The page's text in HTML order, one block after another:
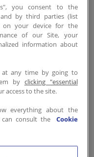
et
grand
et
au Luxembourg,
toujours au
you consent to the
by third parties (list
on your device for the
of our Site, your
information about
any time by going to
by clicking "essential
access to the site.
everything about the
consult the
Cookie